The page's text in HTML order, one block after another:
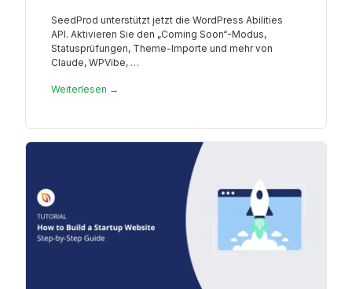
SeedProd unterstützt jetzt die WordPress Abilities
API. Aktivieren Sie den „Coming Soon“-Modus,
Statusprüfungen, Theme-Importe und mehr von
Claude, WPVibe, …
Weiterlesen →